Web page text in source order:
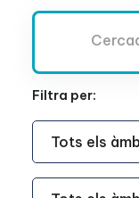
Filtra per:
Àmbit Funcional
Àmbit Funcional